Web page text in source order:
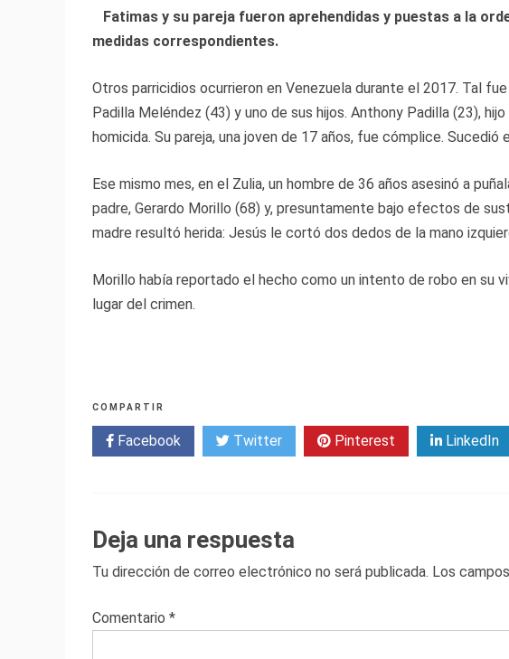
Fatimas y su pareja fueron aprehendidas y puestas a la
medidas correspondientes.
Otros parricidios ocurrieron en Venezuela durante el 2017. Tal
Padilla Meléndez (43) y uno de sus hijos. Anthony Padilla (23),
homicida. Su pareja, una joven de 17 años, fue cómplice. Sucedió
Ese mismo mes, en el Zulia, un hombre de 36 años asesinó a
padre, Gerardo Morillo (68) y, presuntamente bajo efectos de
madre resultó herida: Jesús le cortó dos dedos de la mano
Morillo había reportado el hecho como un intento de robo en su
lugar del crimen.
COMPARTIR
Facebook Twitter Pinterest LinkedIn
Deja una respuesta
Tu dirección de correo electrónico no será publicada. Los
Comentario *